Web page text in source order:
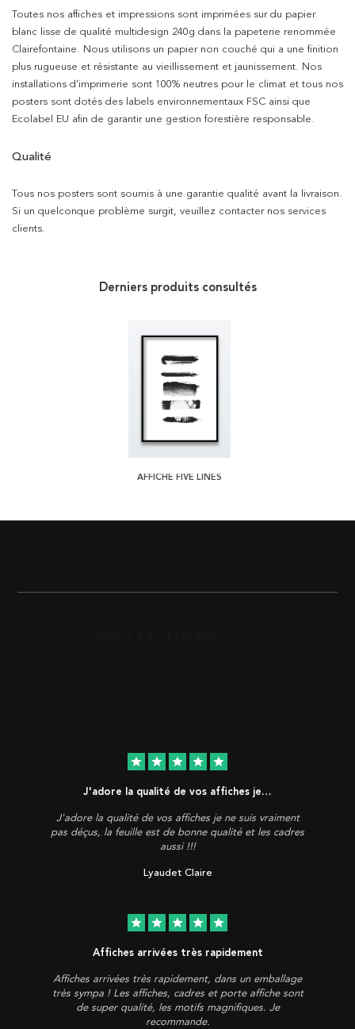
Toutes nos affiches et impressions sont imprimées sur du papier
blanc lisse de qualité multidesign 240g dans la papeterie renommée
Clairefontaine. Nous utilisons un papier non couché qui a une finition
plus rugueuse et résistante au vieillissement et jaunissement. Nos
installations d’imprimerie sont 100% neutres pour le climat et tous nos
posters sont dotés des labels environnementaux FSC ainsi que
Ecolabel EU afin de garantir une gestion forestière responsable.
Qualité
Tous nos posters sont soumis à une garantie qualité avant la livraison.
Si un quelconque problème surgit, veuillez contacter nos services
clients.
Derniers produits consultés
AFFICHE FIVE LINES
star star star star star
J'adore la qualité de vos affiches je…
J'adore la qualité de vos affiches je ne suis vraiment
pas déçus, la feuille est de bonne qualité et les cadres
aussi !!!
Lyaudet Claire
star star star star star
Affiches arrivées très rapidement
Affiches arrivées très rapidement, dans un emballage
très sympa ! Les affiches, cadres et porte affiche sont
de super qualité, les motifs magnifiques. Je
recommande.